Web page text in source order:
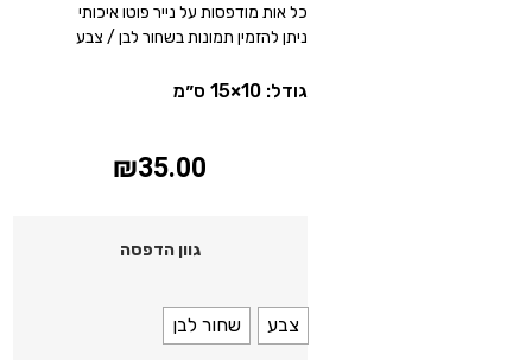
כל אות מודפסות על נייר פוטו איכותי
ניתן להזמין תמונות בשחור לבן / צבע
גודל: 10×15 ס״מ
₪35.00
גוון הדפסה
צבע שחור לבן